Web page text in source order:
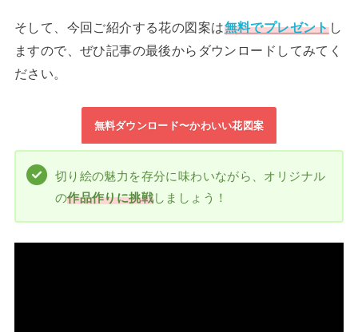
そして、今回ご紹介する花の図案は無料でプレゼントし
ますので、ぜひ記事の最後からダウンロードしてみてく
ださい。
無料ダウンロード〜かわいい花図案
切り絵の魅力を存分に味わいながら、オリジナル
の作品作りに挑戦しましょう！